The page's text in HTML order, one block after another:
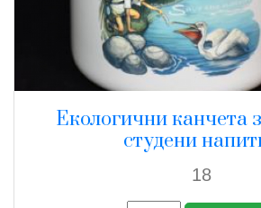
Екологични канчета
студени
18